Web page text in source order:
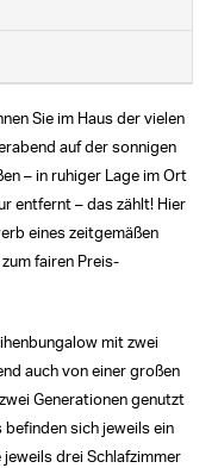
Sie im Haus der vielen
auf der sonnigen
– in ruhiger Lage im Ort
entfernt – das zählt! Hier
eines zeitgemäßen
fairen Preis-
mit zwei
auch von einer großen
Generationen genutzt
sich jeweils ein
drei Schlafzimmer